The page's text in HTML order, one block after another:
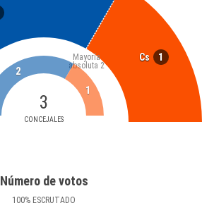
Cs 1
3
CONCEJALES
Mayoría
absoluta 2
2
1
Número de votos
100% ESCRUTADO